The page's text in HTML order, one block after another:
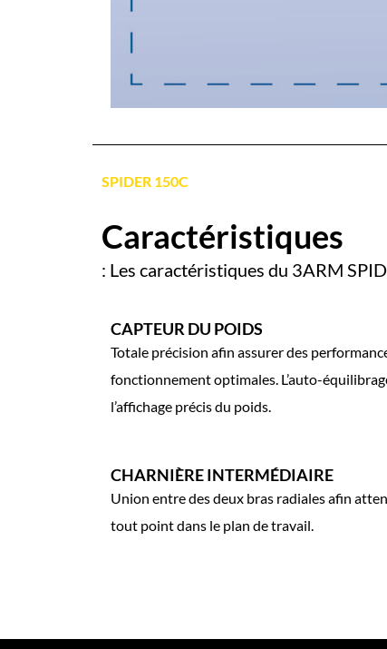
SPIDER 150C
Caractéristiques
: Les caractéristiques du 3ARM
CAPTEUR DU POIDS
Totale précision afin assurer des
fonctionnement optimales. L’auto-
l’affichage précis du poids.
CHARNIÈRE INTERMÉDIAIRE
Union entre des deux bras radiales afin
tout point dans le plan de travail.